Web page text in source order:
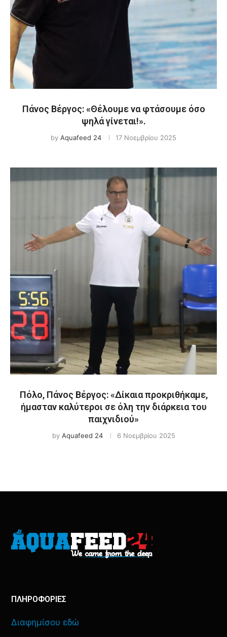
Πάνος Βέργος: «Θέλουμε να φτάσουμε όσο
ψηλά γίνεται!».
by Aquafeed 24 17 Νοεμβρίου 2025
Πόλο, Πάνος Βέργος: «Δίκαια προκριθήκαμε,
ήμασταν καλύτεροι σε όλη την διάρκεια του
παιχνιδιού»
by Aquafeed 24 6 Νοεμβρίου 2025
ΠΛΗΡΟΦΟΡΙΕΣ
Διαφημίσου εδώ